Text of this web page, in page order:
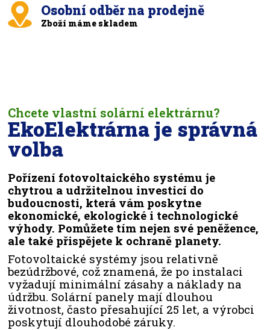
Osobní odběr na prodejně
Zboží máme skladem
Chcete vlastní solární elektrárnu?
EkoElektrárna je správná
volba
Pořízení fotovoltaického systému je
chytrou a udržitelnou investicí do
budoucnosti, která vám poskytne
ekonomické, ekologické i technologické
výhody. Pomůžete tím nejen své peněžence,
ale také přispějete k ochraně planety.
Fotovoltaické systémy jsou relativně
bezúdržbové, což znamená, že po instalaci
vyžadují minimální zásahy a náklady na
údržbu. Solární panely mají dlouhou
životnost, často přesahující 25 let, a výrobci
poskytují dlouhodobé záruky.